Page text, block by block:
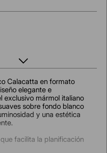
Calacatta en formato
elegante e
exclusivo mármol italiano
sobre fondo blanco
y una estética
facilita la planificación